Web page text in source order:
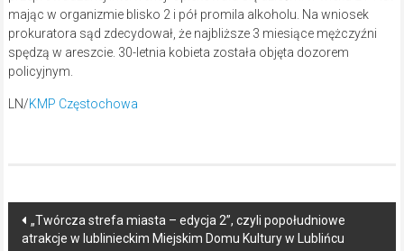
mając w organizmie blisko 2 i pół promila alkoholu. Na wniosek
prokuratora sąd zdecydował, że najbliższe 3 miesiące mężczyźni
spędzą w areszcie. 30-letnia kobieta została objęta dozorem
policyjnym.
LN/KMP Częstochowa
Post
„Twórcza strefa miasta – edycja 2”, czyli popołudniowe
atrakcje w lublinieckim Miejskim Domu Kultury w Lublińcu